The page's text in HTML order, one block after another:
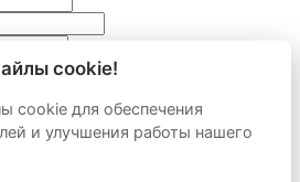
персональных данных
cookie!
cookie для обеспечения
и улучшения работы нашего